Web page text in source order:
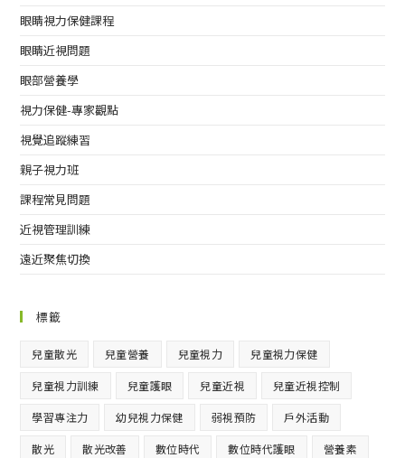
眼睛視力保健課程
眼睛近視問題
眼部營養學
視力保健-專家觀點
視覺追蹤練習
親子視力班
課程常見問題
近視管理訓練
遠近聚焦切換
標籤
兒童散光 兒童營養 兒童視力 兒童視力保健
兒童視力訓練 兒童護眼 兒童近視 兒童近視控制
學習專注力 幼兒視力保健 弱視預防 戶外活動
散光 散光改善 數位時代 數位時代護眼 營養素